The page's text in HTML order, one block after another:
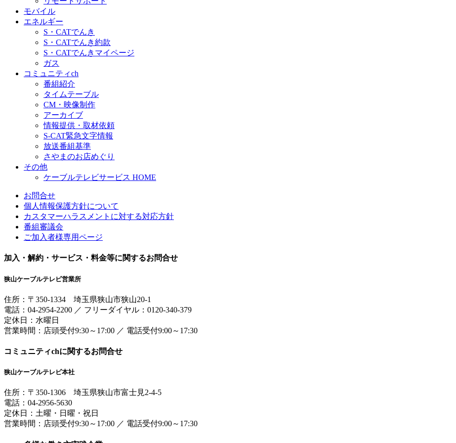
モバイル
エネルギー
S・CATでんき
S・CATでんき約款
S・CATでんきマイページ
ガス
コミュニティch
番組紹介
タイムテーブル
CM・映像制作
アーカイブ
情報提供・取材依頼
S-CAT緊急文字情報
放送番組基準
さやまのお店めぐり
その他
ケーブルテレビサービス HOME
お問合せ
個人情報保護方針について
カスタマーハラスメントに対する対応方針
番組審議会
ご加入者様専用ページ
加入・解約・サービス・料金等に関するお問合せ
狭山ケーブルテレビ営業所
住所： 〒350-1334 埼玉県狭山市狭山20-1
電話： 04-2954-2200 ／ フリーダイヤル：0120-340-379
定休日：水曜日
営業時間： 店頭受付9:30～17:00 ／ 電話受付9:00～17:30
コミュニティchに関するお問合せ
狭山ケーブルテレビ本社
住所： 〒350-1306 埼玉県狭山市富士見2-4-5
電話： 04-2956-5630
定休日：土曜・日曜・祝日
営業時間： 店頭受付9:30～17:00 ／ 電話受付9:00～17:30